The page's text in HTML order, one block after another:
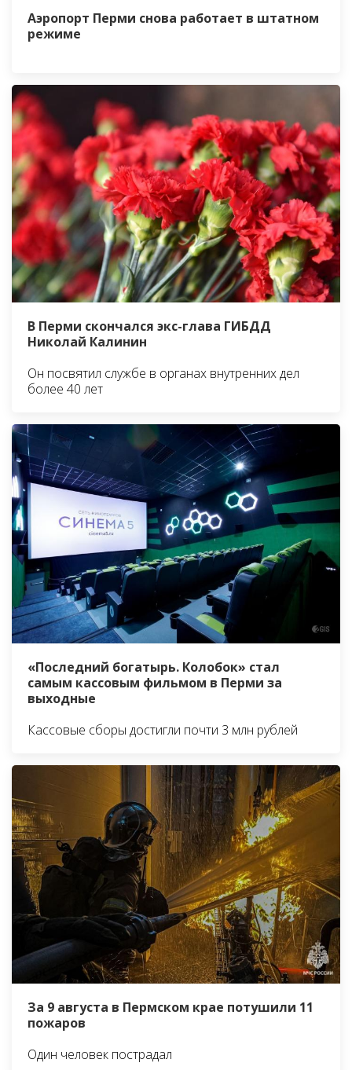
Аэропорт Перми снова работает в штатном
режиме
В Перми скончался экс-глава ГИБДД
Николай Калинин
Он посвятил службе в органах внутренних дел
более 40 лет
«Последний богатырь. Колобок» стал
самым кассовым фильмом в Перми за
выходные
Кассовые сборы достигли почти 3 млн рублей
За 9 августа в Пермском крае потушили 11
пожаров
Один человек пострадал